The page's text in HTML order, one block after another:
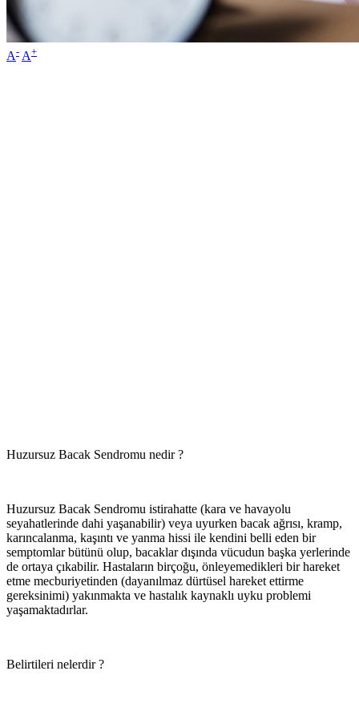
A- A+
Huzursuz Bacak Sendromu nedir ?
Huzursuz Bacak Sendromu istirahatte (kara ve havayolu
seyahatlerinde dahi yaşanabilir) veya uyurken bacak ağrısı, kramp,
karıncalanma, kaşıntı ve yanma hissi ile kendini belli eden bir
semptomlar bütünü olup, bacaklar dışında vücudun başka yerlerinde
de ortaya çıkabilir. Hastaların birçoğu, önleyemedikleri bir hareket
etme mecburiyetinden (dayanılmaz dürtüsel hareket ettirme
gereksinimi) yakınmakta ve hastalık kaynaklı uyku problemi
yaşamaktadırlar.
Belirtileri nelerdir ?